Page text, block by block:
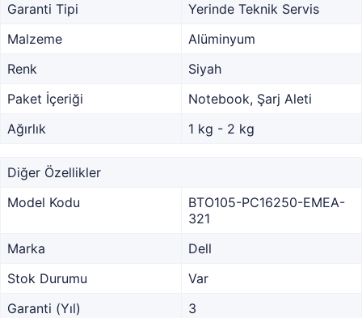
Garanti Tipi
Yerinde Teknik Servis
Malzeme
Alüminyum
Renk
Siyah
Paket İçeriği
Notebook, Şarj Aleti
Ağırlık
1 kg - 2 kg
Diğer Özellikler
Model Kodu
BTO105-PC16250-EMEA-
321
Marka
Dell
Stok Durumu
Var
Garanti (Yıl)
3